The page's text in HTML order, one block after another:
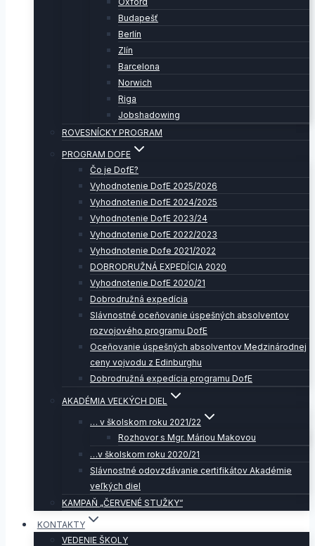
Budapešť
Berlín
Zlín
Barcelona
Norwich
Riga
Jobshadowing
ROVESNÍCKY PROGRAM
PROGRAM DOFE
Čo je DofE?
Vyhodnotenie DofE 2025/2026
Vyhodnotenie DofE 2024/2025
Vyhodnotenie DofE 2023/24
Vyhodnotenie DofE 2022/2023
Vyhodnotenie Dofe 2021/2022
DOBRODRUŽNÁ EXPEDÍCIA 2020
Vyhodnotenie DofE 2020/21
Dobrodružná expedícia
Slávnostné oceňovanie úspešných absolventov
rozvojového programu DofE
Oceňovanie úspešných absolventov Medzinárodnej
ceny vojvodu z Edinburghu
Dobrodružná expedícia programu DofE
AKADÉMIA VEĽKÝCH DIEL
… v školskom roku 2021/22
Rozhovor s Mgr. Máriou Makovou
…v školskom roku 2020/21
Slávnostné odovzdávanie certifikátov Akadémie
veľkých diel
KAMPAŇ „ČERVENÉ STUŽKY“
KONTAKTY
VEDENIE ŠKOLY